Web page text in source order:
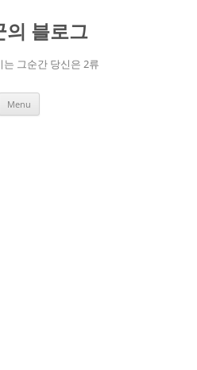
의 블로그
그순간 당신은 2류
Menu